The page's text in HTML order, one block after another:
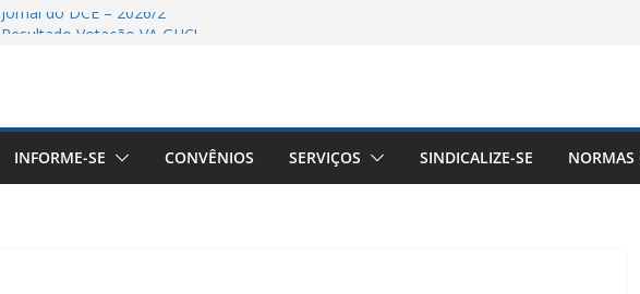
Jornal do DCE – 2026/2
Farmácia Pela Reconstrução da ENEFAR!
06/08/26 – Assembleia Remota Conjunta Sindifars e Sergs –
INFORME-SE CONVÊNIOS SERVIÇOS SINDICALIZE-SE NORMAS